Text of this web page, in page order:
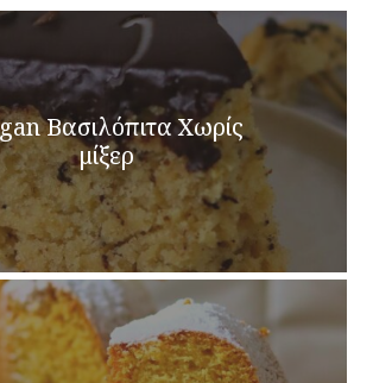
Βασιλόπιτα Χωρίς
μίξερ